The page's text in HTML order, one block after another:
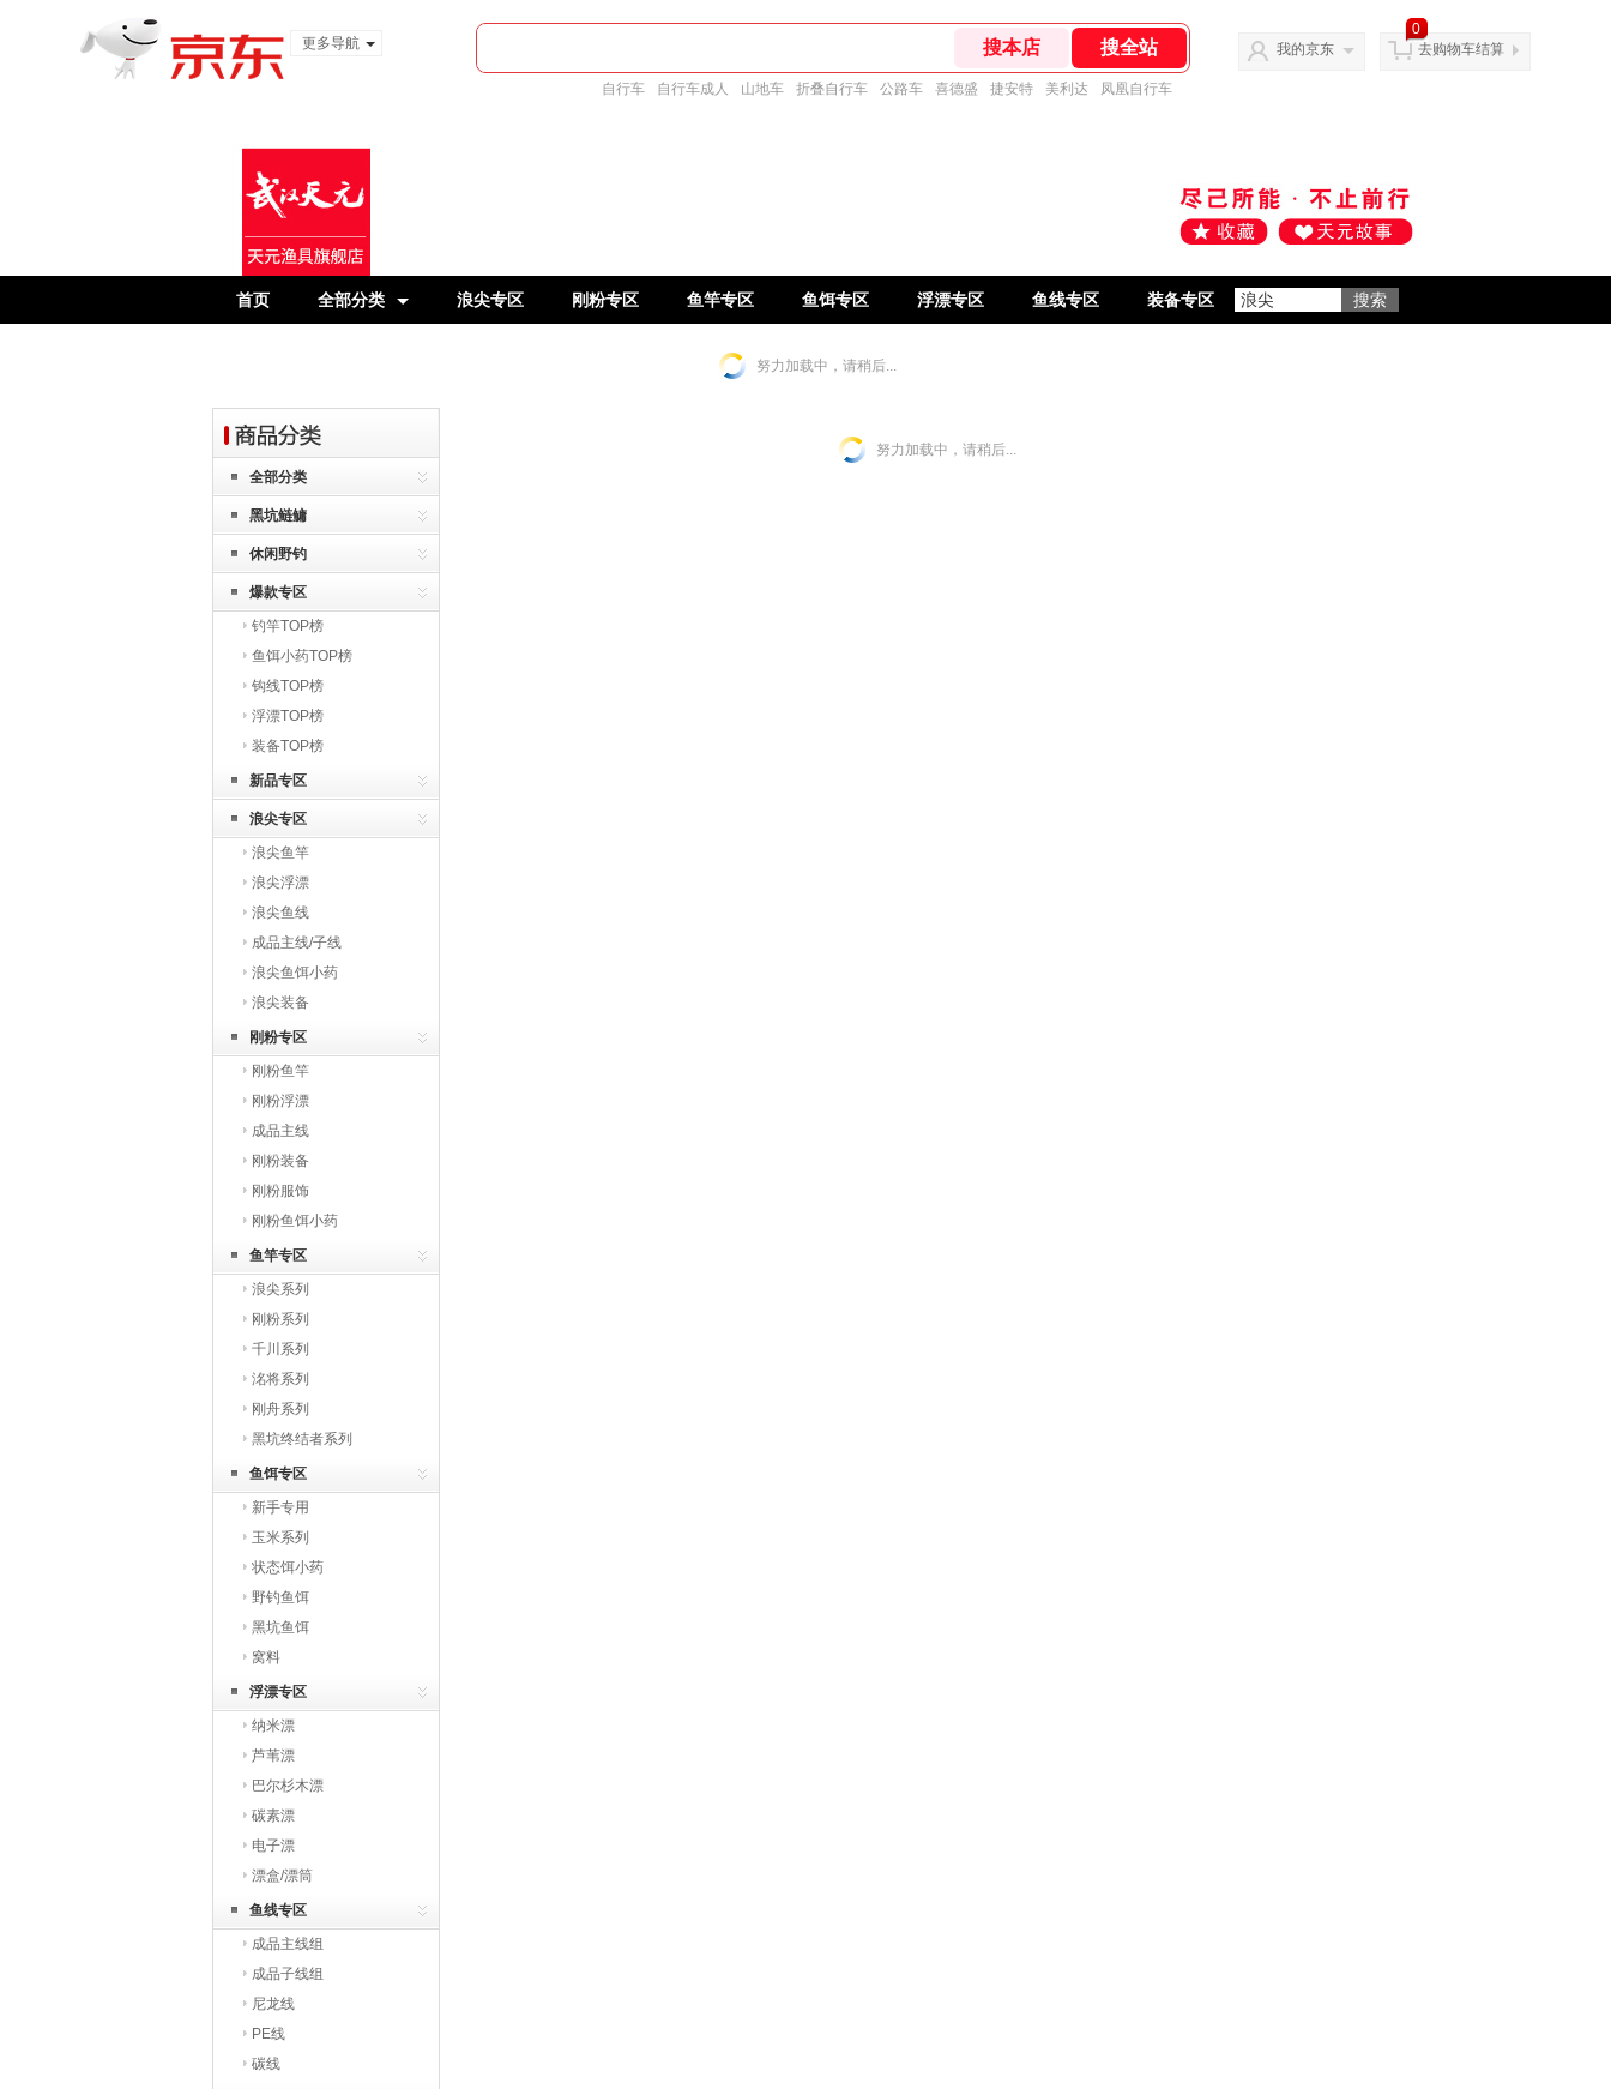
更多导航
自行车 自行车成人 山地车 折叠自行车 公路车 喜德盛 捷安特 美利达 凤凰自行车
我的京东
0
去购物车结算
首页 全部分类 浪尖专区 刚粉专区 鱼竿专区 鱼饵专区 浮漂专区 鱼线专区 装备专区
努力加载中，请稍后...
全部分类
黑坑鲢鳙
休闲野钓
爆款专区
钓竿TOP榜
鱼饵小药TOP榜
钩线TOP榜
浮漂TOP榜
装备TOP榜
新品专区
浪尖专区
浪尖鱼竿
浪尖浮漂
浪尖鱼线
成品主线/子线
浪尖鱼饵小药
浪尖装备
刚粉专区
刚粉鱼竿
刚粉浮漂
成品主线
刚粉装备
刚粉服饰
刚粉鱼饵小药
鱼竿专区
浪尖系列
刚粉系列
千川系列
洺将系列
刚舟系列
黑坑终结者系列
鱼饵专区
新手专用
玉米系列
状态饵小药
野钓鱼饵
黑坑鱼饵
窝料
浮漂专区
纳米漂
芦苇漂
巴尔杉木漂
碳素漂
电子漂
漂盒/漂筒
鱼线专区
成品主线组
成品子线组
尼龙线
PE线
碳线
努力加载中，请稍后...